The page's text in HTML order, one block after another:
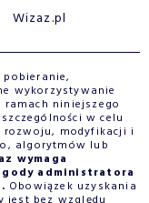
Wizaz.pl
wykorzystywanie
niniejszego
w celu
modyfikacji i
algorytmów lub
wymaga
administratora
Obowiązek uzyskania